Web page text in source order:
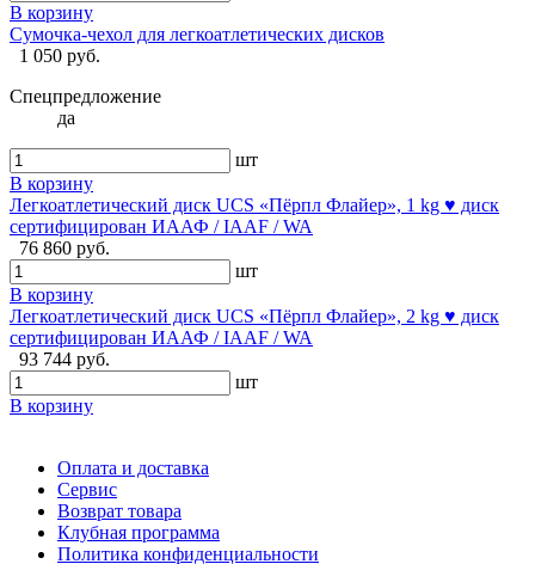
В корзину
Сумочка-чехол для легкоатлетических дисков
1 050 руб.
Спецпредложение
да
шт
В корзину
Легкоатлетический диск UCS «Пёрпл Флайер», 1 kg ♥ диск
сертифицирован ИААФ / IAAF / WA
76 860 руб.
шт
В корзину
Легкоатлетический диск UCS «Пёрпл Флайер», 2 kg ♥ диск
сертифицирован ИААФ / IAAF / WA
93 744 руб.
шт
В корзину
Оплата и доставка
Сервис
Возврат товара
Клубная программа
Политика конфиденциальности